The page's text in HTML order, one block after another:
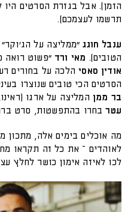
הזמן). אבל בגזרת הסרטים
תרשמו לעצמכם).
ענבל חוגג"ממליצה על
הטובים). מאי ורד "פשוט רואה
אודין סאסיהלכה על בחורים
הסרטים הכי טובים שנוצרו
בר ממן המליצה על ארגו
עטרבחרו בהתפשטות, סרט
מה אוכלים בימים אלה, מתכון
לאוהדים – את כל זה תקראו
לכו לאיזה אימון כושר לחלץ